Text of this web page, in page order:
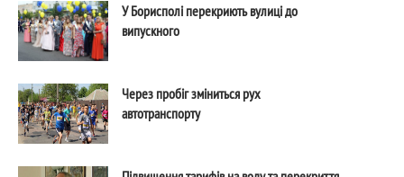
У Борисполі перекриють вулиці до
випускного
Через пробіг зміниться рух
автотранспорту